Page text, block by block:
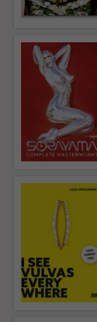
Anbieter
Laufzeit
Zweck
Anbieter
Laufzeit
Zweck